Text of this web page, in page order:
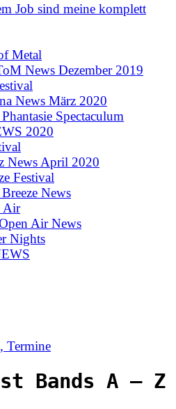
Job sind meine komplett
Metal
News Dezember 2019
News März 2020
Spectaculum
2020
News April 2020
Festival
News
Air
Air News
Nights
Termine
Bands A – Z